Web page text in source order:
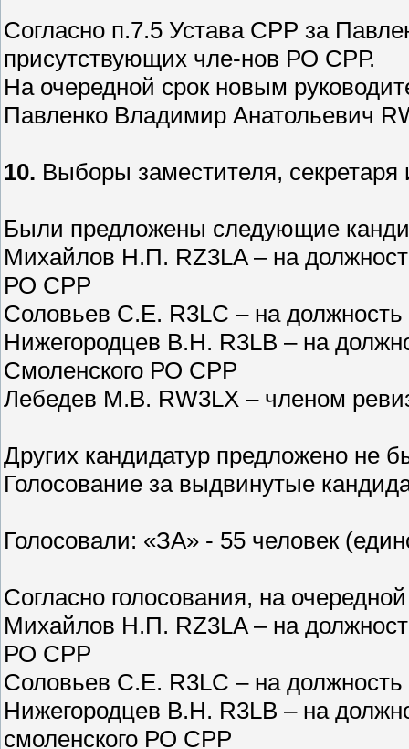
Cогласно п.7.5 Устава СРР за
присутствующих чле-нов РО СРР.
На очередной срок новым
Павленко Владимир Анатольевич
10. Выборы заместителя,
Были предложены следующие
Михайлов Н.П. RZ3LA – на
РО СРР
Соловьев С.Е. R3LC – на
Нижегородцев В.Н. R3LB – на
Смоленского РО СРР
Лебедев М.В. RW3LX – членом
Других кандидатур предложено не
Голосование за выдвинутые
Голосовали: «ЗА» - 55 человек
Согласно голосования, на
Михайлов Н.П. RZ3LA – на
РО СРР
Соловьев С.Е. R3LC – на
Нижегородцев В.Н. R3LB – на
смоленского РО СРР